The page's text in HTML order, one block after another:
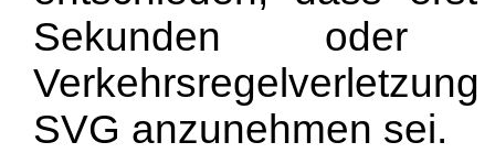
Sekunden
SVG anzunehmen sei.